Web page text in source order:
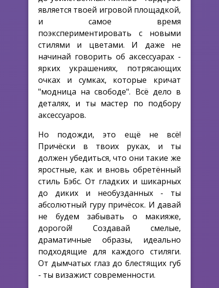
является твоей игровой площадкой,
и самое время
поэкспериментировать с новыми
стилями и цветами. И даже не
начинай говорить об аксессуарах -
ярких украшениях, потрясающих
очках и сумках, которые кричат
"модница на свободе". Всё дело в
деталях, и ты мастер по подбору
аксессуаров.
Но подожди, это ещё не всё!
Причёски в твоих руках, и ты
должен убедиться, что они такие же
яростные, как и вновь обретённый
стиль Бэбс. От гладких и шикарных
до диких и необузданных - ты
абсолютный гуру причёсок. И давай
не будем забывать о макияже,
дорогой! Создавай смелые,
драматичные образы, идеально
подходящие для каждого стиляги.
От дымчатых глаз до блестящих губ
- ты визажист современности.